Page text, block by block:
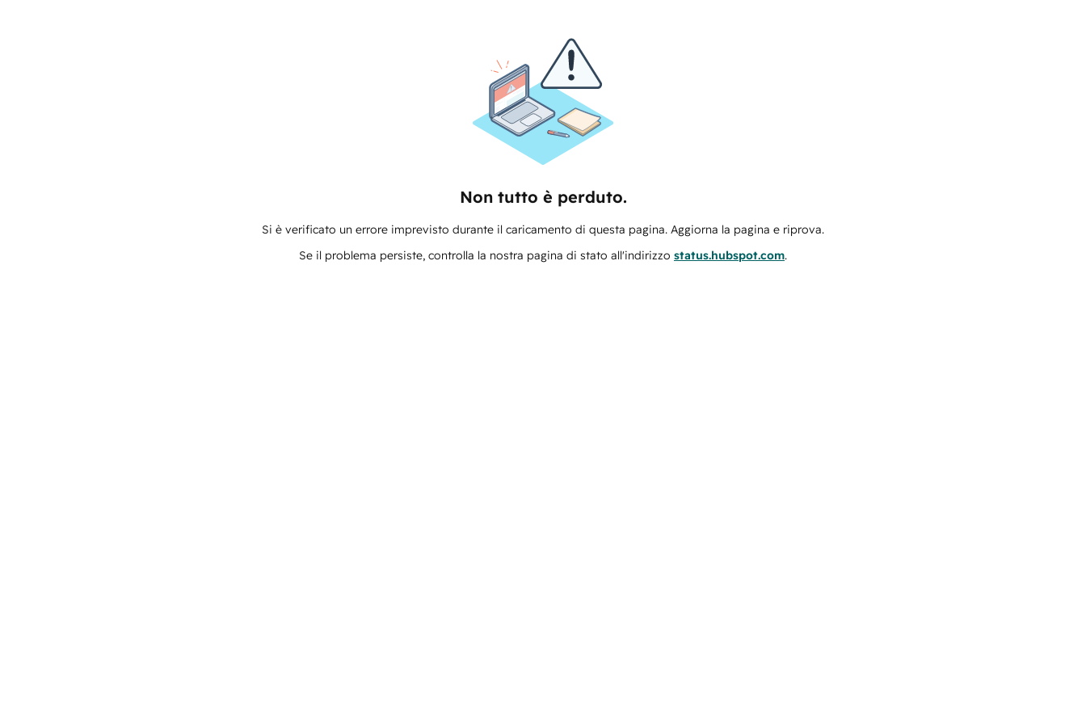
Non tutto è perduto.
Si è verificato un errore imprevisto durante il caricamento di questa pagina. Aggiorna la pagina e riprova.
Se il problema persiste, controlla la nostra pagina di stato all'indirizzo status.hubspot.com.